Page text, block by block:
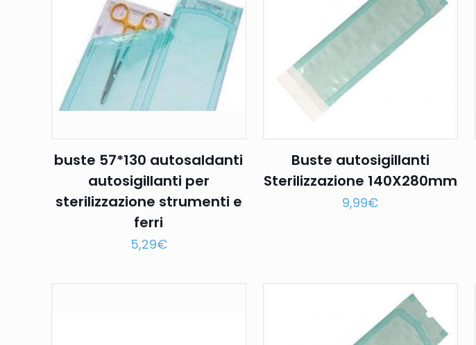
buste 57*130 autosaldanti
autosigillanti per
sterilizzazione strumenti e
ferri
5,29€
Buste autosigillanti
Sterilizzazione 140X280mm
9,99€